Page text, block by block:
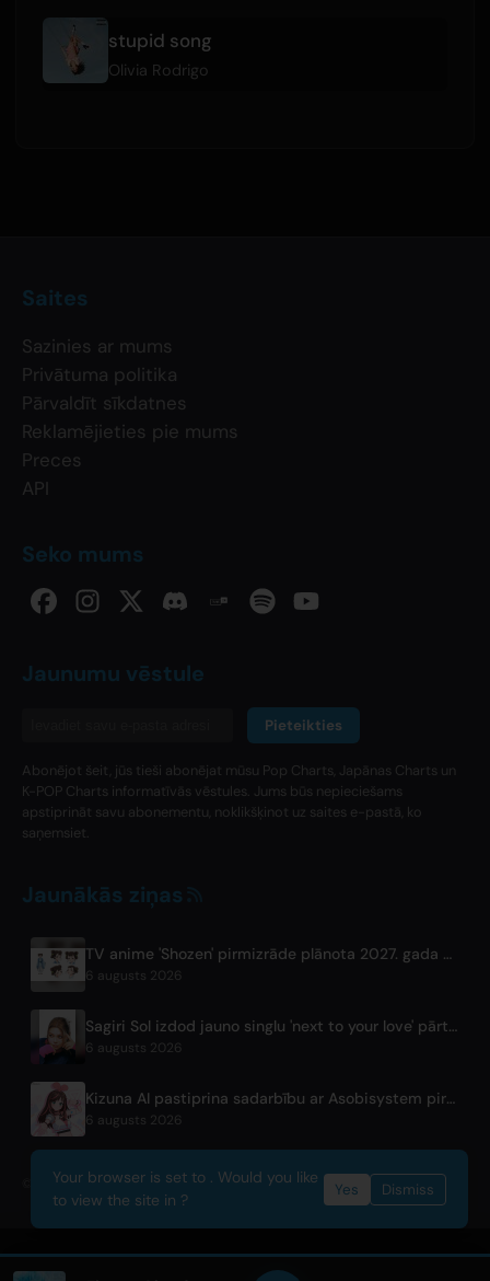
stupid song
Olivia Rodrigo
Saites
Sazinies ar mums
Privātuma politika
Pārvaldīt sīkdatnes
Reklamējieties pie mums
Preces
API
Seko mums
Jaunumu vēstule
Pieteikties
Abonējot šeit, jūs tieši abonējat mūsu Pop Charts, Japānas Charts un
K-POP Charts informatīvās vēstules. Jums būs nepieciešams
apstiprināt savu abonementu, noklikšķinot uz saites e-pastā, ko
saņemsiet.
Jaunākās ziņas
TV anime 'Shozen' pirmizrāde plānota 2027. gada aprīlī kanālā Fuji TV
6 augusts 2026
Sagiri Sol izdod jauno singlu 'next to your love' pārtraukuma beigās
6 augusts 2026
Kizuna AI pastiprina sadarbību ar Asobisystem pirms 10. gadadienas pasaules tūres
6 augusts 2026
© 2026 OnlyHit. All rights reserved. - Metadata provided byACRCloud
Your browser is set to . Would you like
to view the site in ?
Yes Dismiss